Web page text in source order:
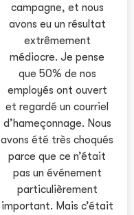
campagne, et nous
avons eu un résultat
extrêmement
médiocre. Je pense
que 50% de nos
employés ont ouvert
et regardé un courriel
d’hameçonnage. Nous
avons été très choqués
parce que ce n’était
pas un événement
particulièrement
important. Mais c’était